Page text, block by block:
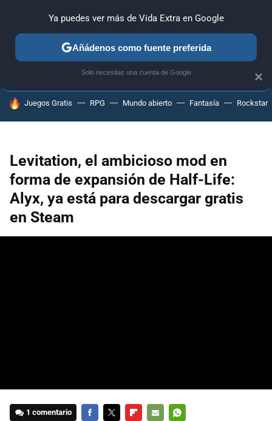
ANÁLISIS GUÍAS Y TRUCOS PC SONY NINTENDO
HOY SE HABLA DE
Juegos Gratis RPG Mundo abierto Fantasía Rockstar
Levitation, el ambicioso mod en
forma de expansión de Half-Life:
Alyx, ya está para descargar gratis
en Steam
1 comentario
×
Ya puedes ver más de Vida Extra en Google
Añádenos como fuente preferida
Solo necesitas una cuenta de Google